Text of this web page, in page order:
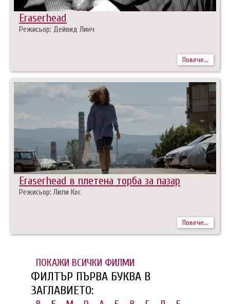
Повече...
Eraserhead
Режисьор: Дейвид Линч
Повече...
Eraserhead в плетена торба за пазар
Режисьор: Лили Кос
ПОКАЖИ ВСИЧКИ ФИЛМИ
ФИЛТЪР ПЪРВА БУКВА В
ЗАГЛАВИЕТО: